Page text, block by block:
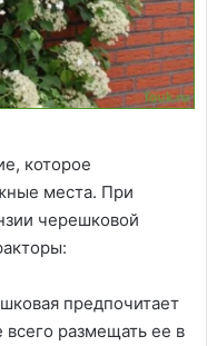
которое
места. При
черешковой
предпочитает
размещать ее в